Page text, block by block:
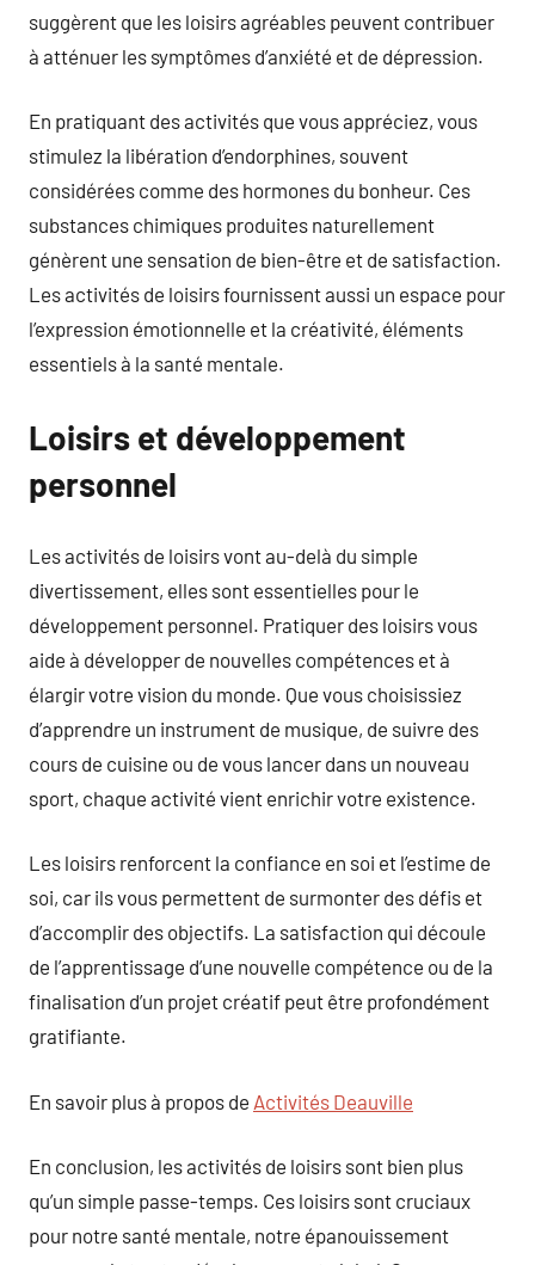
suggèrent que les loisirs agréables peuvent contribuer
à atténuer les symptômes d’anxiété et de dépression.
En pratiquant des activités que vous appréciez, vous
stimulez la libération d’endorphines, souvent
considérées comme des hormones du bonheur. Ces
substances chimiques produites naturellement
génèrent une sensation de bien-être et de satisfaction.
Les activités de loisirs fournissent aussi un espace pour
l’expression émotionnelle et la créativité, éléments
essentiels à la santé mentale.
Loisirs et développement
personnel
Les activités de loisirs vont au-delà du simple
divertissement, elles sont essentielles pour le
développement personnel. Pratiquer des loisirs vous
aide à développer de nouvelles compétences et à
élargir votre vision du monde. Que vous choisissiez
d’apprendre un instrument de musique, de suivre des
cours de cuisine ou de vous lancer dans un nouveau
sport, chaque activité vient enrichir votre existence.
Les loisirs renforcent la confiance en soi et l’estime de
soi, car ils vous permettent de surmonter des défis et
d’accomplir des objectifs. La satisfaction qui découle
de l’apprentissage d’une nouvelle compétence ou de la
finalisation d’un projet créatif peut être profondément
gratifiante.
En savoir plus à propos de Activités Deauville
En conclusion, les activités de loisirs sont bien plus
qu’un simple passe-temps. Ces loisirs sont cruciaux
pour notre santé mentale, notre épanouissement